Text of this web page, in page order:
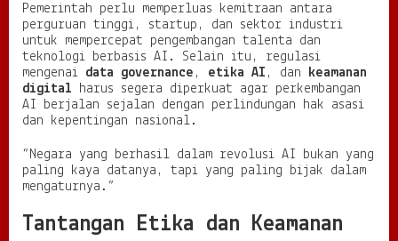
Pemerintah perlu memperluas kemitraan antara
perguruan tinggi, startup, dan sektor industri
untuk mempercepat pengembangan talenta dan
teknologi berbasis AI. Selain itu, regulasi
mengenai data governance , etika AI , dan
keamanan
digital harus segera diperkuat agar perkembangan
AI berjalan sejalan dengan perlindungan hak asasi
dan kepentingan nasional.
“Negara yang berhasil dalam revolusi AI bukan yang
paling kaya datanya, tapi yang paling bijak dalam
mengaturnya.”
Tantangan Etika dan Keamanan